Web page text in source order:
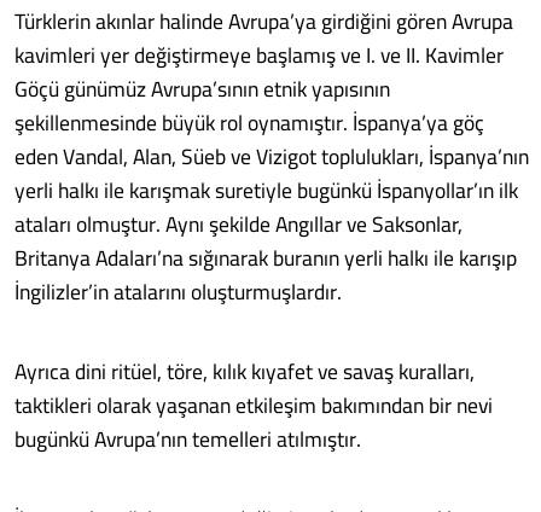
Türklerin akınlar halinde Avrupa’ya girdiğini gören Avrupa
kavimleri yer değiştirmeye başlamış ve I. ve II. Kavimler
Göçü günümüz Avrupa’sının etnik yapısının
şekillenmesinde büyük rol oynamıştır. İspanya’ya göç
eden Vandal, Alan, Süeb ve Vizigot toplulukları, İspanya’nın
yerli halkı ile karışmak suretiyle bugünkü İspanyollar’ın ilk
ataları olmuştur. Aynı şekilde Angıllar ve Saksonlar,
Britanya Adaları’na sığınarak buranın yerli halkı ile karışıp
İngilizler’in atalarını oluşturmuşlardır.
Ayrıca dini ritüel, töre, kılık kıyafet ve savaş kuralları,
taktikleri olarak yaşanan etkileşim bakımından bir nevi
bugünkü Avrupa’nın temelleri atılmıştır.